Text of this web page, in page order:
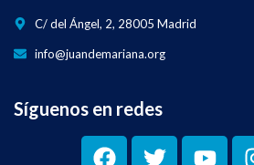
C/ del Ángel, 2, 28005 Madrid
info@juandemariana.org
Síguenos en redes